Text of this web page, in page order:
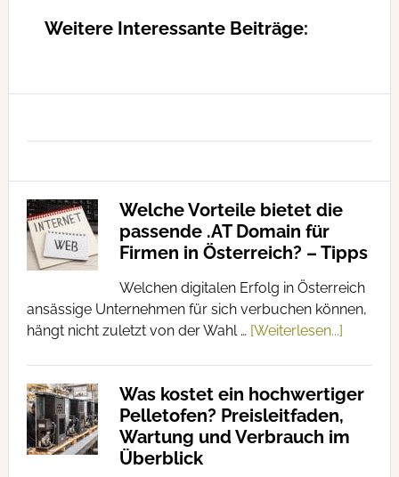
Weitere Interessante Beiträge:
Welche Vorteile bietet die
passende .AT Domain für
Firmen in Österreich? – Tipps
Welchen digitalen Erfolg in Österreich
ansässige Unternehmen für sich verbuchen können,
hängt nicht zuletzt von der Wahl … [Weiterlesen...]
Was kostet ein hochwertiger
Pelletofen? Preisleitfaden,
Wartung und Verbrauch im
Überblick